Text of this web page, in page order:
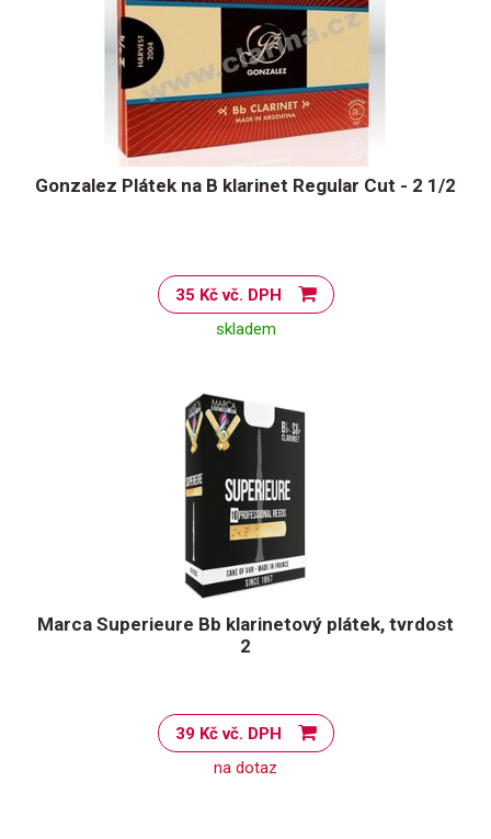
Gonzalez Plátek na B klarinet Regular Cut - 2 1/2
35 Kč vč. DPH
skladem
Marca Superieure Bb klarinetový plátek, tvrdost
2
39 Kč vč. DPH
na dotaz